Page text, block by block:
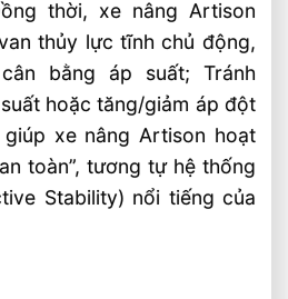
thời, xe nâng Artison
thủy lực tĩnh chủ động,
bằng áp suất; Tránh
hoặc tăng/giảm áp đột
xe nâng Artison hoạt
toàn”, tương tự hệ thống
Stability) nổi tiếng của